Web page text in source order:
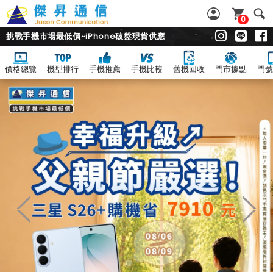
0
挑戰手機市場最低價~iPhone破盤現貨供應
價格總覽 機型排行 手機推薦 手機比較 舊機回收 門市據點 門